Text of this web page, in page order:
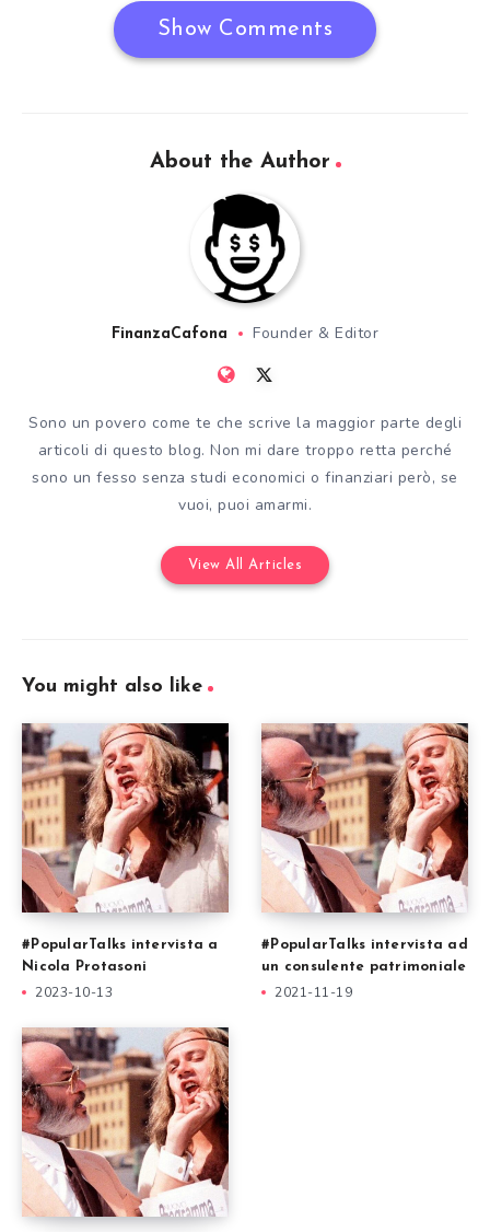
Show Comments
About the Author
FinanzaCafona Founder & Editor
Sono un povero come te che scrive la maggior parte degli
articoli di questo blog. Non mi dare troppo retta perché
sono un fesso senza studi economici o finanziari però, se
vuoi, puoi amarmi.
View All Articles
You might also like
#PopularTalks intervista a
Nicola Protasoni
2023-10-13
#PopularTalks intervista ad
un consulente patrimoniale
2021-11-19